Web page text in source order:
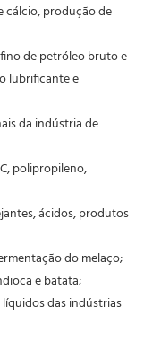
cálcio, produção de
de petróleo bruto e
lubrificante e
da indústria de
polipropileno,
ácidos, produtos
do melaço;
e batata;
das indústrias